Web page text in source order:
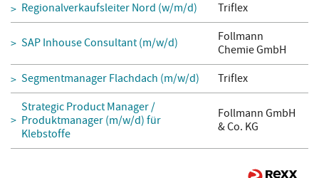
Regionalverkaufsleiter Nord (w/m/d)
Triflex
SAP Inhouse Consultant (m/w/d)
Follmann
Chemie GmbH
Segmentmanager Flachdach (m/w/d)
Triflex
Strategic Product Manager /
Produktmanager (m/w/d) für
Klebstoffe
Follmann GmbH
& Co. KG